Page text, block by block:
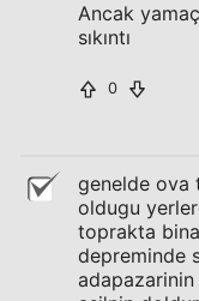
Ancak
sıkıntı
0
genelde ova
oldugu
toprakta
depreminde